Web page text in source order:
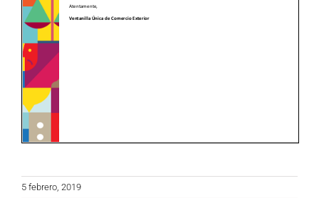
5 febrero, 2019